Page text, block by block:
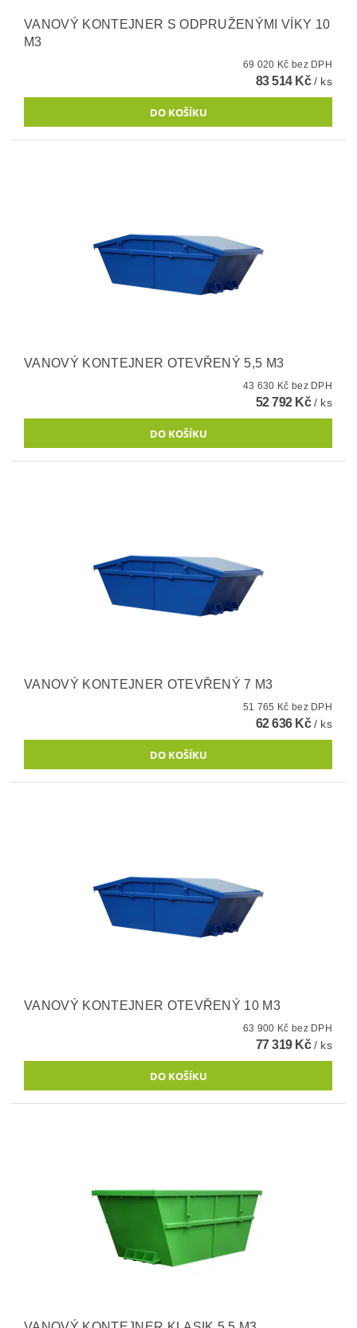
VANOVÝ KONTEJNER S ODPRUŽENÝMI VÍKY 10
M3
69 020 Kč bez DPH
83 514 Kč/ ks
VANOVÝ KONTEJNER OTEVŘENÝ 5,5 M3
43 630 Kč bez DPH
52 792 Kč/ ks
VANOVÝ KONTEJNER OTEVŘENÝ 7 M3
51 765 Kč bez DPH
62 636 Kč/ ks
VANOVÝ KONTEJNER OTEVŘENÝ 10 M3
63 900 Kč bez DPH
77 319 Kč/ ks